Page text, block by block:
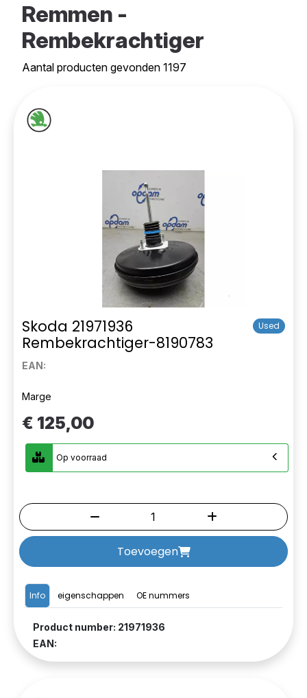
Remmen -
Rembekrachtiger
Aantal producten gevonden 1197
Skoda 21971936
Rembekrachtiger-8190783
Used
EAN:
Info eigenschappen OE nummers
Product number: 21971936
EAN:
Marge
€ 125,00
Op voorraad
Toevoegen